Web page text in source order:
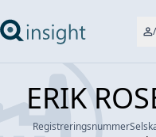
/
ERIK
Registreringsnummer